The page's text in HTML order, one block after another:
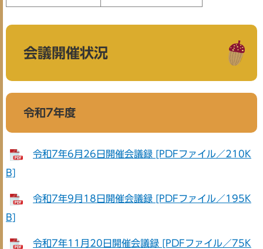
会議開催状況
令和7年度
令和7年6月26日開催会議録 [PDFファイル／210K
B]
令和7年9月18日開催会議録 [PDFファイル／195K
B]
令和7年11月20日開催会議録 [PDFファイル／75K